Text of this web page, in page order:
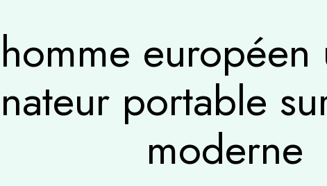
européen
portable
moderne